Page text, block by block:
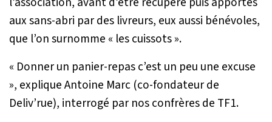
aux sans-abri par des livreurs, eux aussi bénévoles,
que l’on surnomme « les cuissots ».
« Donner un panier-repas c’est un peu une excuse
», explique Antoine Marc (co-fondateur de
Deliv’rue), interrogé par nos confrères de TF1.